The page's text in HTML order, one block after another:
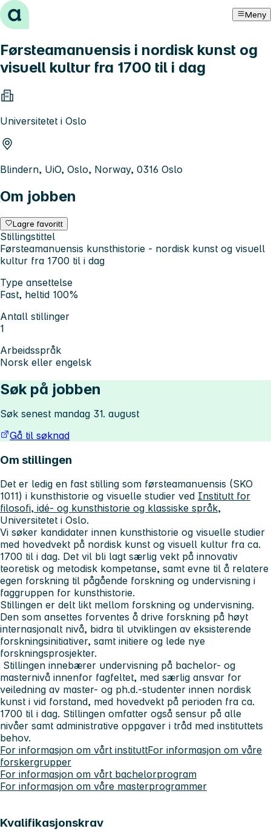
Hopp til innhold Meny
Førsteamanuensis i nordisk kunst og
visuell kultur fra 1700 til i dag
Universitetet i Oslo
Blindern, UiO, Oslo, Norway, 0316 Oslo
Om jobben
Lagre favoritt
Stillingstittel
Førsteamanuensis kunsthistorie - nordisk kunst og visuell
kultur fra 1700 til i dag
Type ansettelse
Fast, heltid 100%
Antall stillinger
1
Arbeidsspråk
Norsk eller engelsk
Søk på jobben
Søk senest mandag 31. august
Gå til søknad
Om stillingen
Det er ledig en fast stilling som førsteamanuensis (SKO
1011) i kunsthistorie og visuelle studier ved Institutt for
filosofi, idé- og kunsthistorie og klassiske språk,
Universitetet i Oslo.
Vi søker kandidater innen kunsthistorie og visuelle studier
med hovedvekt på nordisk kunst og visuell kultur fra ca.
1700 til i dag. Det vil bli lagt særlig vekt på innovativ
teoretisk og metodisk kompetanse, samt evne til å relatere
egen forskning til pågående forskning og undervisning i
faggruppen for kunsthistorie.
Stillingen er delt likt mellom forskning og undervisning.
Den som ansettes forventes å drive forskning på høyt
internasjonalt nivå, bidra til utviklingen av eksisterende
forskningsinitiativer, samt initiere og lede nye
forskningsprosjekter.
Stillingen innebærer undervisning på bachelor- og
masternivå innenfor fagfeltet, med særlig ansvar for
veiledning av master- og ph.d.-studenter innen nordisk
kunst i vid forstand, med hovedvekt på perioden fra ca.
1700 til i dag. Stillingen omfatter også sensur på alle
nivåer samt administrative oppgaver i tråd med instituttets
behov.
For informasjon om vårt instituttFor informasjon om våre
forskergrupper
For informasjon om vårt bachelorprogram
For informasjon om våre masterprogrammer
Kvalifikasjonskrav